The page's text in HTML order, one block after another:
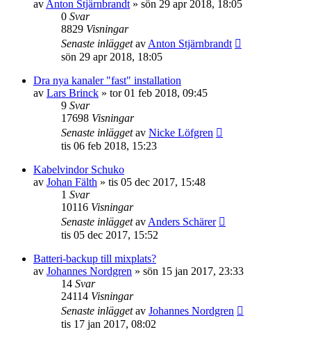
av Anton Stjärnbrandt » sön 29 apr 2018, 18:05
0 Svar
8829 Visningar
Senaste inläggetav Anton Stjärnbrandt
sön 29 apr 2018, 18:05
Dra nya kanaler "fast" installation
av Lars Brinck » tor 01 feb 2018, 09:45
9 Svar
17698 Visningar
Senaste inläggetav Nicke Löfgren
tis 06 feb 2018, 15:23
Kabelvindor Schuko
av Johan Fälth » tis 05 dec 2017, 15:48
1 Svar
10116 Visningar
Senaste inläggetav Anders Schärer
tis 05 dec 2017, 15:52
Batteri-backup till mixplats?
av Johannes Nordgren » sön 15 jan 2017, 23:33
14 Svar
24114 Visningar
Senaste inläggetav Johannes Nordgren
tis 17 jan 2017, 08:02